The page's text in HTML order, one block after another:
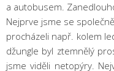
a autobusem.
Nejprve jsme se
procházeli např. kolem
džungle byl ztemnělý
jsme viděli netopýry.